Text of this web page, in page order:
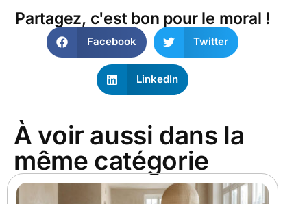
Partagez, c'est bon pour le moral !
Facebook Twitter
LinkedIn
À voir aussi dans la
même catégorie